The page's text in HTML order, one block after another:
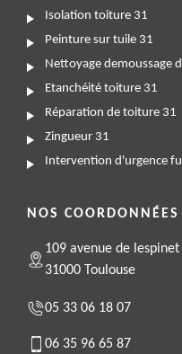
Isolation toiture 31
Peinture sur tuile 31
Nettoyage demoussage
Etanchéité toiture 31
Réparation de toiture 31
Zingueur 31
Intervention d'urgence
NOS COORDONNÉES
109 avenue de lespinet
31000 Toulouse
05 33 06 18 07
06 35 96 65 87